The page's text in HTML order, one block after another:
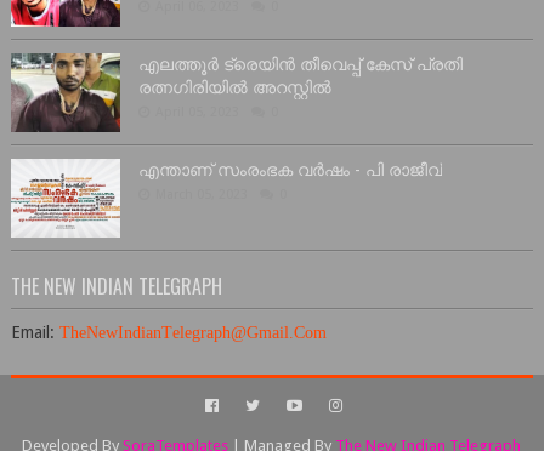
എലത്തൂർ ട്രെയിൻ തീവെപ്പ് കേസ് പ്രതി
രത്നഗിരിയിൽ അറസ്റ്റിൽ
എന്താണ് സംരംഭക വർഷം - പി രാജീവ്
THE NEW INDIAN TELEGRAPH
Email: TheNewIndianTelegraph@Gmail. Com
Developed By SoraTemplates | Managed By The New Indian Telegraph